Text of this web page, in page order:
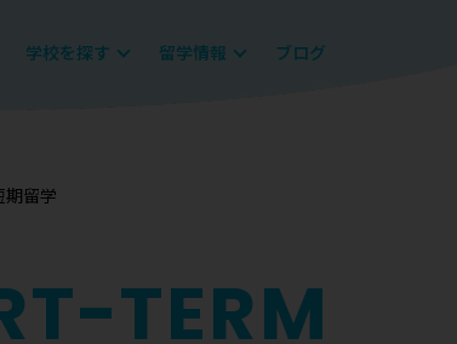
学校を探す 留学情報 ブログ
期留学